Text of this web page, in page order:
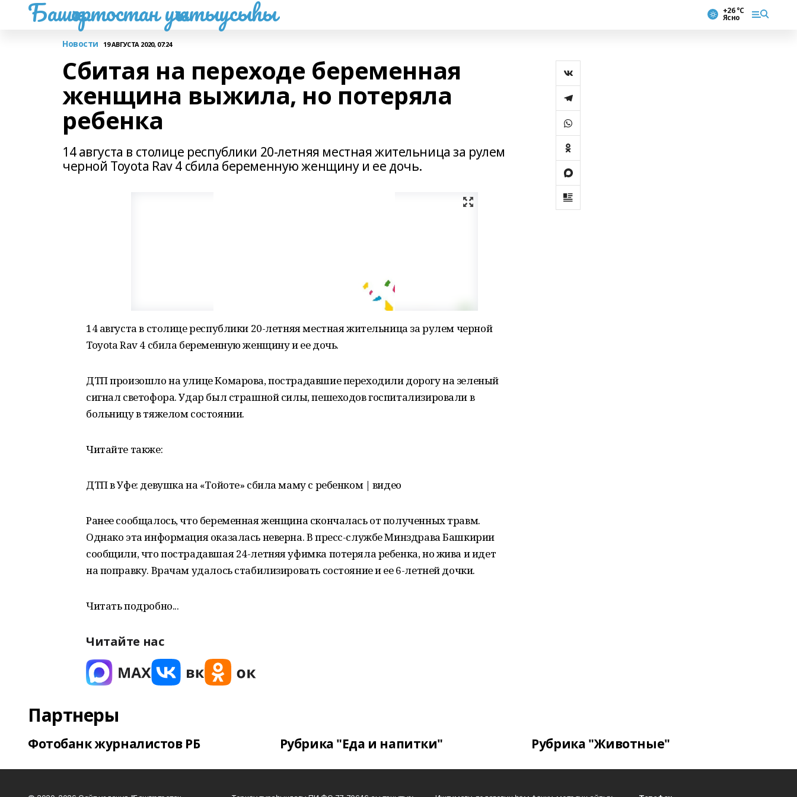
Башҡортостан уҡытыусыһы +26 °С
Ясно
Новости 19 АВГУСТА 2020, 07:24
Сбитая на переходе беременная
женщина выжила, но потеряла
ребенка
14 августа в столице республики 20-летняя местная жительница за рулем
черной Toyota Rav 4 сбила беременную женщину и ее дочь.
14 августа в столице республики 20-летняя местная жительница за рулем черной
Toyota Rav 4 сбила беременную женщину и ее дочь.
ДТП произошло на улице Комарова, пострадавшие переходили дорогу на зеленый
сигнал светофора. Удар был страшной силы, пешеходов госпитализировали в
больницу в тяжелом состоянии.
Читайте также:
ДТП в Уфе: девушка на «Тойоте» сбила маму с ребенком | видео
Ранее сообщалось, что беременная женщина скончалась от полученных травм.
Однако эта информация оказалась неверна. В пресс-службе Минздрава Башкирии
сообщили, что пострадавшая 24-летняя уфимка потеряла ребенка, но жива и идет
на поправку. Врачам удалось стабилизировать состояние и ее 6-летней дочки.
Читать подробно...
Читайте нас
Партнеры
Фотобанк журналистов РБ Рубрика "Еда и напитки" Рубрика "Животные"